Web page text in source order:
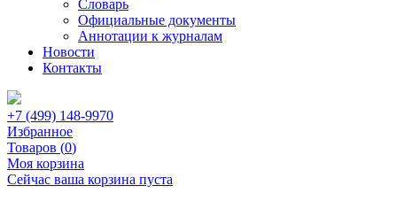
Словарь
Официальные документы
Аннотации к журналам
Новости
Контакты
+7 (499) 148-9970
Избранное
Товаров (0)
Моя корзина
Сейчас ваша корзина пуста